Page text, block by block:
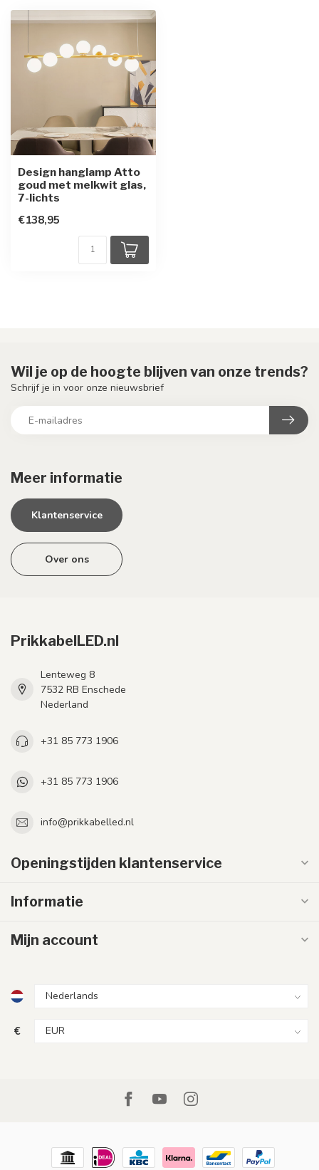
Design hanglamp Atto
goud met melkwit glas,
7-lichts
€138,95
Meer informatie
Klantenservice
Over ons
Wil je op de hoogte blijven van onze trends?
Schrijf je in voor onze nieuwsbrief
PrikkabelLED.nl
Lenteweg 8
7532 RB Enschede
Nederland
+31 85 773 1906
+31 85 773 1906
info@prikkabelled.nl
Openingstijden klantenservice
Informatie
Mijn account
€